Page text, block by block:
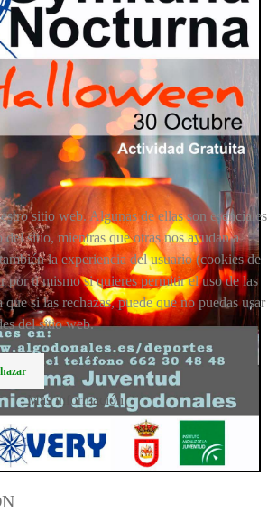
sitio web. Algunas de ellas son esenciales
sitio, mientras que otras nos ayudan a
la experiencia del usuario (cookies de
por ti mismo si quieres permitir el uso de las
si las rechazas, puede que no puedas usar
del sitio web.
Más información